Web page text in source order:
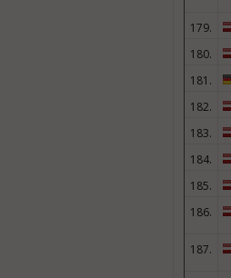
179.
180.
181.
182.
183.
184.
185.
186.
187.